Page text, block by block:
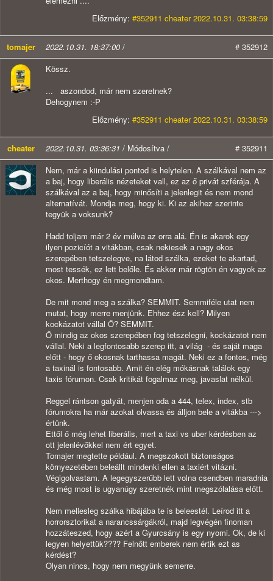
Előzmény: #352911 cheater 2022.10.31. 03:38:59
tomajer 2022.10.31. 18:37:00 /
# 352912
Kössz.
... aszondod, már nem szeretnek?
Dehogynem :-P
Előzmény: #352911 cheater 2022.10.31. 03:38:59
cheater 2022.10.31. 03:36:31 / Módosítva /
# 352911
Nem, már a kiindulási pontod is helytelen. A szálkával nem az
a baj, hogy liberális nézeteket vall, ez az ő privát szférája. A
szálkával az a baj, hogy minősíti a jelenlegit és nem mond
alternatívát. Mondja meg, hogy ki. Ki az akihez szerinte
tegyük a voksunk?
Hadd toljam már 2 év múlva az orra alá. Én is akarok egy
ilyen pozicíót a vitákban, csak nekiesek a nagy okos
szerepében tetszelegve, na látod szálka, ezeket te akartad,
most tessék, ez lett belőle. És akkor már rögtön én vagyok az
okos. Merthogy én megmondtam.
De mit mond meg a szálka? SEMMIT. Semmiféle utat nem
mutat, hogy merre menjünk. Ehhez ész kell? Milyen
kockázatot vállal Ő? SEMMIT.
Ő mindig az okos szerepében fog tetszelegni, kockázatot nem
vállal. Neki a legfontosabb szerep itt, a világ - és saját maga
előtt - hogy ő okosnak tarthassa magát. Neki ez a fontos, még
a taxinál is fontosabb. Amit én elég mókásnak találok egy
taxis fórumon. Csak kritikát fogalmaz meg, javaslat nélkül.
Reggel rántson gatyát, menjen oda a 444, telex, index, stb
fórumokra ha már azokat olvassa és álljon bele a vitákba --->
értünk.
Ettől ő még lehet liberális, mert a taxi vs uber kérdésben az
ott jelenlévőkkel nem ért egyet.
Tomajer megtette például. A megszokott biztonságos
környezetében beleállt mindenki ellen a taxiért vitázni.
Végigolvastam. A legegyszerűbb lett volna csendben maradnia
és még most is ugyanúgy szeretnék mint megszólalása előtt.
Nem mellesleg szálka hibájába te is beleestél. Leírod itt a
horrorsztorikat a narancssárgákról, majd legvégén finoman
hozzáteszed, hogy azért a Gyurcsány is egy nyomi. Ok, de ki
legyen helyettük???? Felnőtt emberek nem értik ezt as
kérdést?
Olyan nincs, hogy nem megyünk semerre.